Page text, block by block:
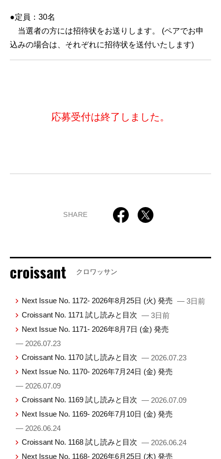
●定員：30名
当選者の方には招待状をお送りします。 (ペアでお申
込みの場合は、それぞれに招待状を送付いたします)
応募受付は終了しました。
SHARE
croissant クロワッサン
Next Issue No. 1172- 2026年8月25日 (火) 発売 — 3日前
Croissant No. 1171 試し読みと目次 — 3日前
Next Issue No. 1171- 2026年8月7日 (金) 発売
— 2026.07.23
Croissant No. 1170 試し読みと目次 — 2026.07.23
Next Issue No. 1170- 2026年7月24日 (金) 発売
— 2026.07.09
Croissant No. 1169 試し読みと目次 — 2026.07.09
Next Issue No. 1169- 2026年7月10日 (金) 発売
— 2026.06.24
Croissant No. 1168 試し読みと目次 — 2026.06.24
Next Issue No. 1168- 2026年6月25日 (木) 発売